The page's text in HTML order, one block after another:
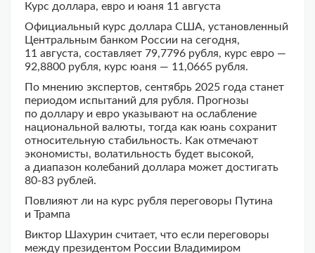
Курс доллара, евро и юаня 11 августа
Официальный курс доллара США, установленный
Центральным банком России на сегодня,
11 августа, составляет 79,7796 рубля, курс евро —
92,8800 рубля, курс юаня — 11,0665 рубля.
По мнению экспертов, сентябрь 2025 года станет
периодом испытаний для рубля. Прогнозы
по доллару и евро указывают на ослабление
национальной валюты, тогда как юань сохранит
относительную стабильность. Как отмечают
экономисты, волатильность будет высокой,
а диапазон колебаний доллара может достигать
80-83 рублей.
Повлияют ли на курс рубля переговоры Путина
и Трампа
Виктор Шахурин считает, что если переговоры
между президентом России Владимиром